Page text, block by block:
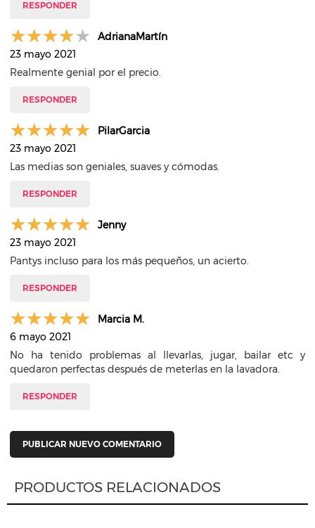
RESPONDER
AdrianaMartín
23 mayo 2021
Realmente genial por el precio.
RESPONDER
PilarGarcia
23 mayo 2021
Las medias son geniales, suaves y cómodas.
RESPONDER
Jenny
23 mayo 2021
Pantys incluso para los más pequeños, un acierto.
RESPONDER
Marcia M.
6 mayo 2021
No ha tenido problemas al llevarlas, jugar, bailar etc y
quedaron perfectas después de meterlas en la lavadora.
RESPONDER
PUBLICAR NUEVO COMENTARIO
PRODUCTOS RELACIONADOS